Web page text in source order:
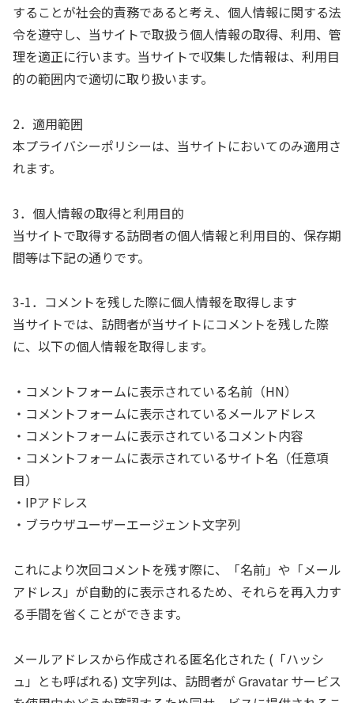
することが社会的責務であると考え、個人情報に関する法
令を遵守し、当サイトで取扱う個人情報の取得、利用、管
理を適正に行います。当サイトで収集した情報は、利用目
的の範囲内で適切に取り扱います。
2．適用範囲
本プライバシーポリシーは、当サイトにおいてのみ適用さ
れます。
3．個人情報の取得と利用目的
当サイトで取得する訪問者の個人情報と利用目的、保存期
間等は下記の通りです。
3-1．コメントを残した際に個人情報を取得します
当サイトでは、訪問者が当サイトにコメントを残した際
に、以下の個人情報を取得します。
・コメントフォームに表示されている名前（HN）
・コメントフォームに表示されているメールアドレス
・コメントフォームに表示されているコメント内容
・コメントフォームに表示されているサイト名（任意項
目）
・IPアドレス
・ブラウザユーザーエージェント文字列
これにより次回コメントを残す際に、「名前」や「メール
アドレス」が自動的に表示されるため、それらを再入力す
る手間を省くことができます。
メールアドレスから作成される匿名化された (「ハッシ
ュ」とも呼ばれる) 文字列は、訪問者が Gravatar サービス